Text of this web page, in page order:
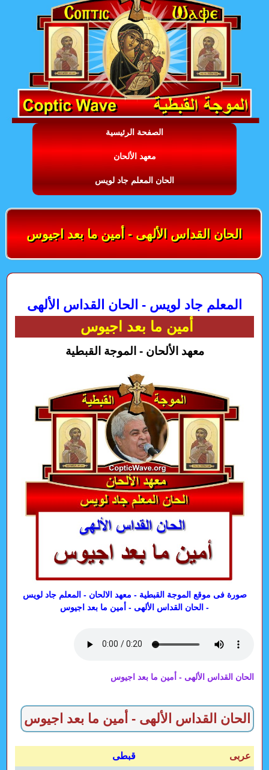
الصفحة الرئيسية
معهد الألحان
الحان المعلم جاد لويس
الحان القداس الألهى - أمين ما بعد اجيوس
المعلم جاد لويس - الحان القداس الألهى
أمين ما بعد اجيوس
معهد الألحان - الموجة القبطية
صورة فى موقع الموجة القبطية - معهد الالحان - المعلم جاد لويس
- الحان القداس الألهى - أمين ما بعد اجيوس
الحان القداس الألهى - أمين ما بعد اجيوس
الحان القداس الألهى - أمين ما بعد اجيوس
عربى
قبطى